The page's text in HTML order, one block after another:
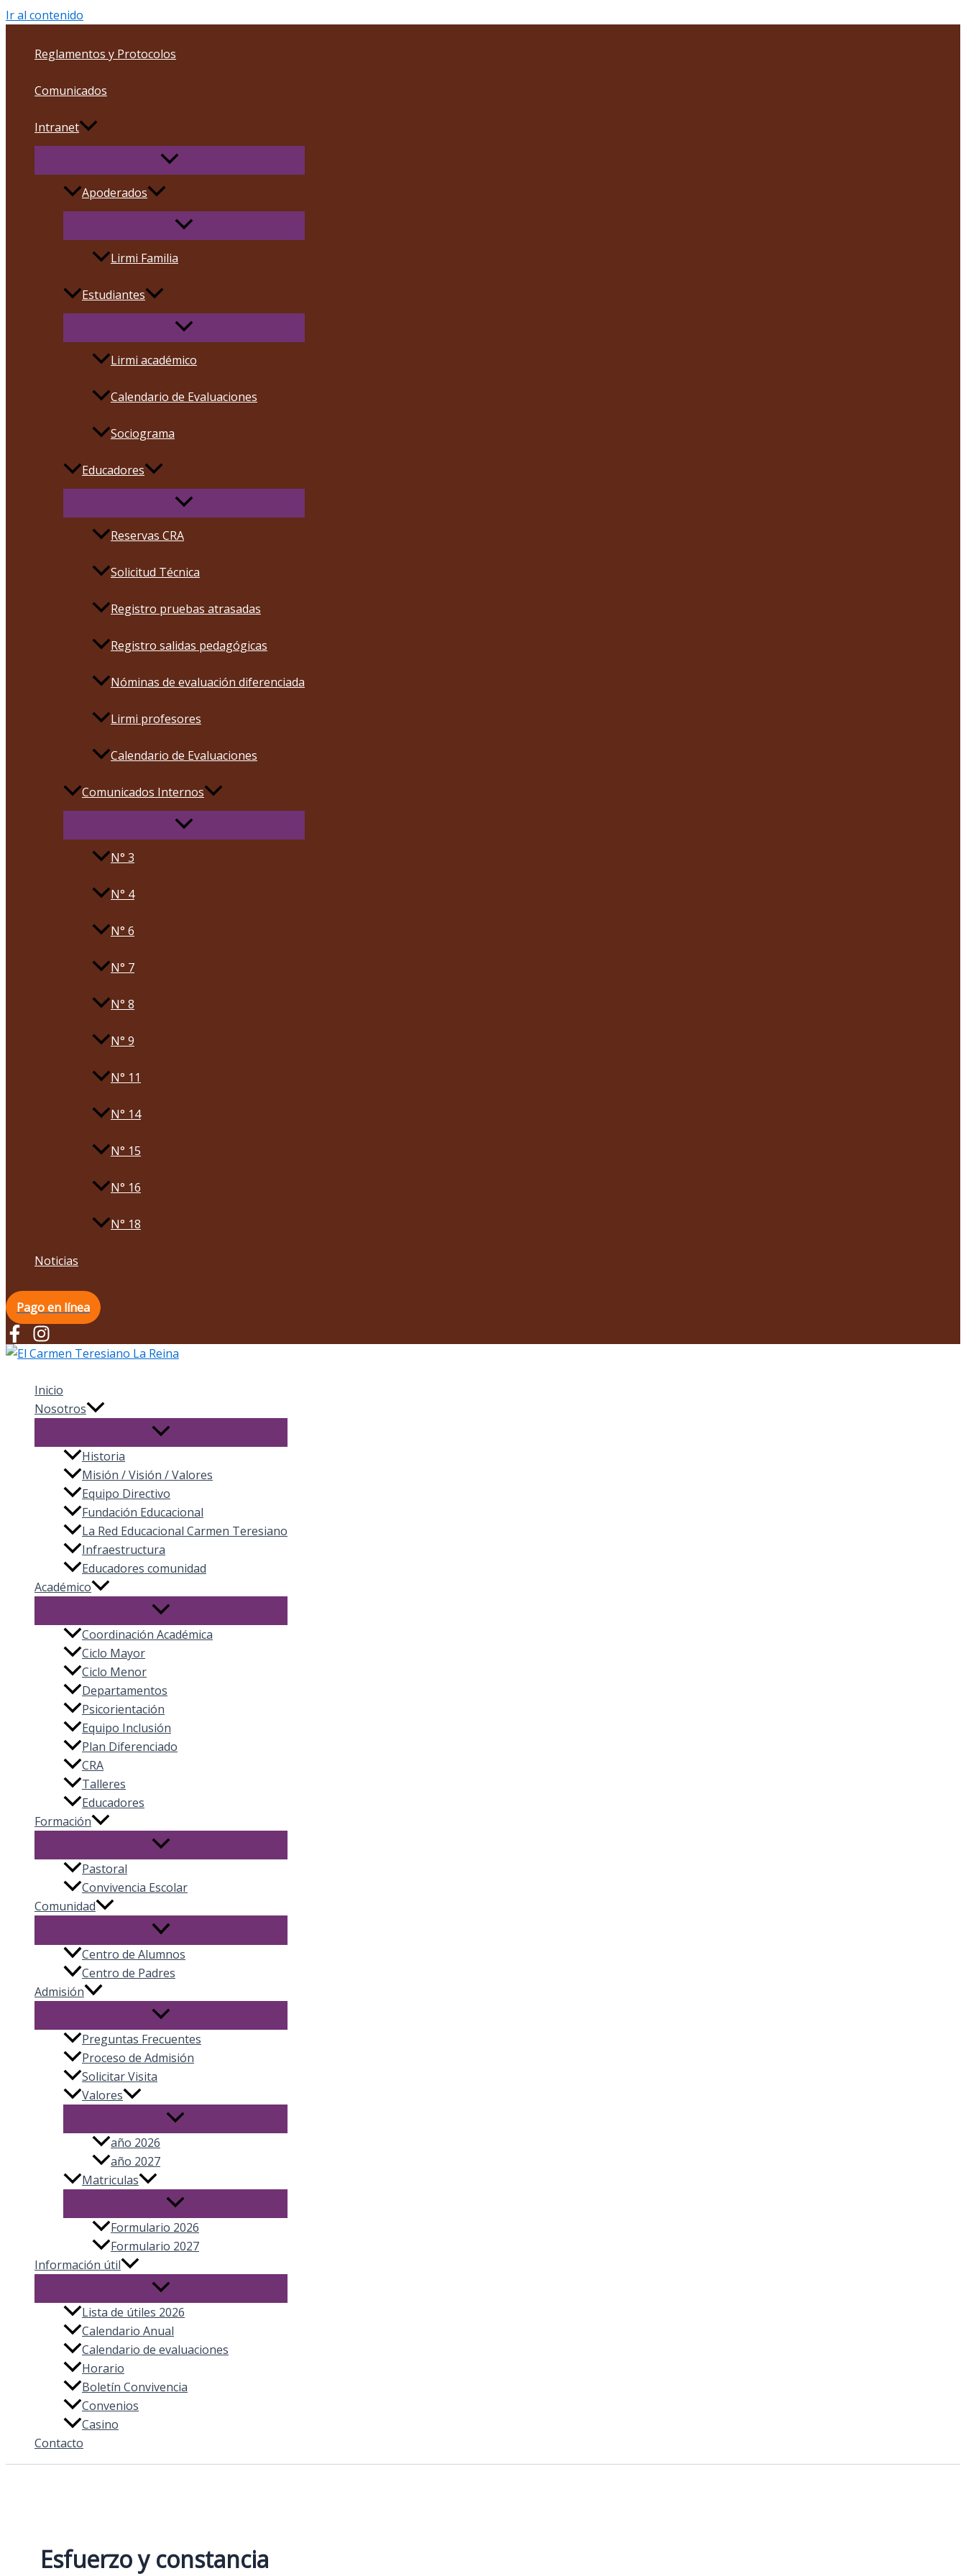
Ir al contenido
Reglamentos y Protocolos
Comunicados
Intranet
Apoderados
Lirmi Familia
Estudiantes
Lirmi académico
Calendario de Evaluaciones
Sociograma
Educadores
Reservas CRA
Solicitud Técnica
Registro pruebas atrasadas
Registro salidas pedagógicas
Nóminas de evaluación diferenciada
Lirmi profesores
Calendario de Evaluaciones
Comunicados Internos
N° 3
N° 4
N° 6
N° 7
N° 8
N° 9
N° 11
N° 14
N° 15
N° 16
N° 18
Noticias
Pago en línea
Inicio
Nosotros
Historia
Misión / Visión / Valores
Equipo Directivo
Fundación Educacional
La Red Educacional Carmen Teresiano
Infraestructura
Educadores comunidad
Académico
Coordinación Académica
Ciclo Mayor
Ciclo Menor
Departamentos
Psicorientación
Equipo Inclusión
Plan Diferenciado
CRA
Talleres
Educadores
Formación
Pastoral
Convivencia Escolar
Comunidad
Centro de Alumnos
Centro de Padres
Admisión
Preguntas Frecuentes
Proceso de Admisión
Solicitar Visita
Valores
año 2026
año 2027
Matriculas
Formulario 2026
Formulario 2027
Información útil
Lista de útiles 2026
Calendario Anual
Calendario de evaluaciones
Horario
Boletín Convivencia
Convenios
Casino
Contacto
Esfuerzo y constancia